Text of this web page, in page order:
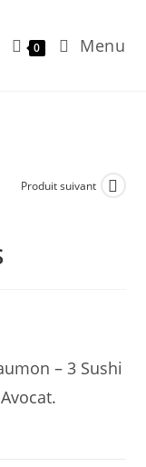
0 Menu
Produit suivant
– 3 Sushi